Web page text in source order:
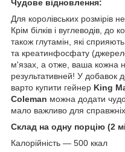
Чудове відновлення:
Для королівських розмірів
Крім білків і вуглеводів, до
також глутамін, які
та креатинфосфату
м'язах, а отже, ваша кожна
результативней! У добавок
варто купити гейнер King
Coleman можна додати
мало важливо для справжніх
Склад на одну порцію (2
Калорійність — 500 ккал